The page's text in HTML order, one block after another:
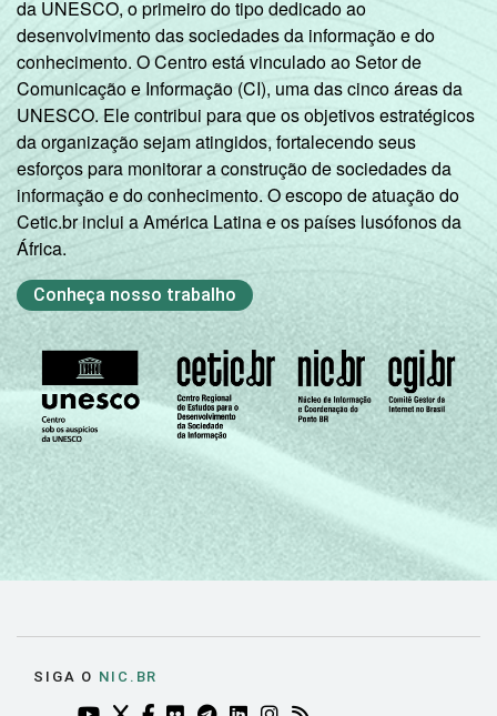
da UNESCO, o primeiro do tipo dedicado ao
desenvolvimento das sociedades da informação e do
conhecimento. O Centro está vinculado ao Setor de
Comunicação e Informação (CI), uma das cinco áreas da
UNESCO. Ele contribui para que os objetivos estratégicos
da organização sejam atingidos, fortalecendo seus
esforços para monitorar a construção de sociedades da
informação e do conhecimento. O escopo de atuação do
Cetic.br inclui a América Latina e os países lusófonos da
África.
Conheça nosso trabalho
SIGA O NIC.BR